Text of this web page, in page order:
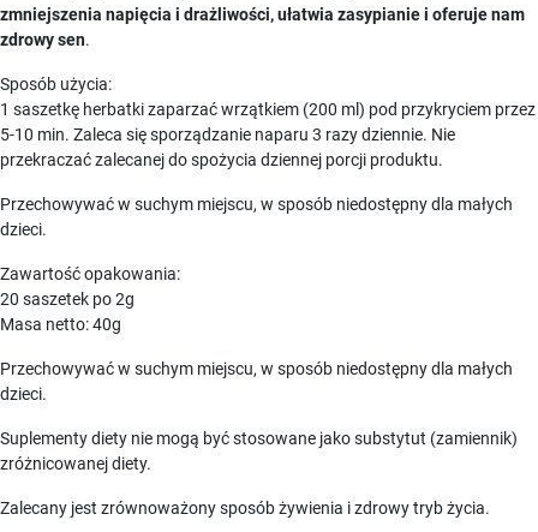
zmniejszenia napięcia i drażliwości, ułatwia zasypianie i oferuje nam
zdrowy sen.
Sposób użycia:
1 saszetkę herbatki zaparzać wrzątkiem (200 ml) pod przykryciem przez
5-10 min. Zaleca się sporządzanie naparu 3 razy dziennie. Nie
przekraczać zalecanej do spożycia dziennej porcji produktu.
Przechowywać w suchym miejscu, w sposób niedostępny dla małych
dzieci.
Zawartość opakowania:
20 saszetek po 2g
Masa netto: 40g
Przechowywać w suchym miejscu, w sposób niedostępny dla małych
dzieci.
Suplementy diety nie mogą być stosowane jako substytut (zamiennik)
zróżnicowanej diety.
Zalecany jest zrównoważony sposób żywienia i zdrowy tryb życia.